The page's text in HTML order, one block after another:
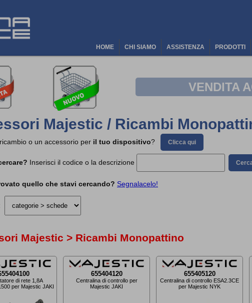
HOME CHI SIAMO ASSISTENZA PRODOTTI
VENDITA
Majestic / Ricambi
o un accessorio per il tuo dispositivo? Clicca qui
Inserisci il codice o la descrizione
quello che stavi cercando? Segnalacelo!
Majestic > Ricambi Monopattino
di rete 1,8A
per Majestic JAKI
655404120
Centralina di controllo per
Majestic JAKI
655405120
Centralina di controllo ESA2.3CE
per Majestic NYK